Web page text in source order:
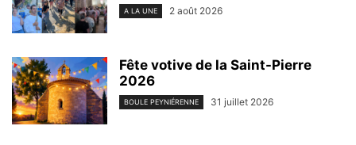
A LA UNE 2 août 2026
Fête votive de la Saint-Pierre
2026
BOULE PEYNIÉRENNE 31 juillet 2026